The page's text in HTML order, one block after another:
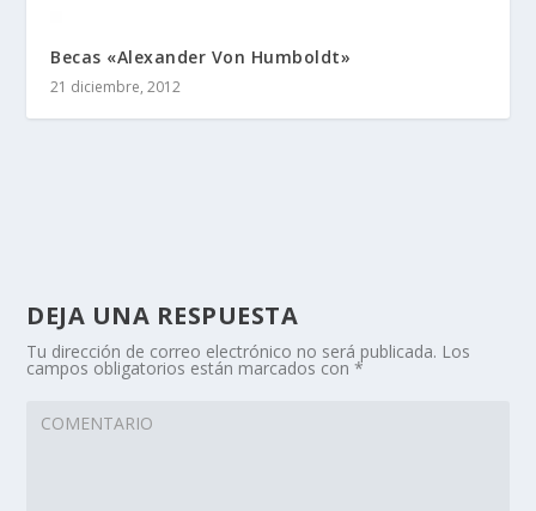
Becas «Alexander Von Humboldt»
21 diciembre, 2012
DEJA UNA RESPUESTA
Tu dirección de correo electrónico no será publicada. Los
campos obligatorios están marcados con*